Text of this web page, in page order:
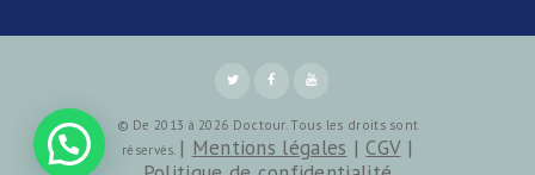
© De 2013 à 2026 Doctour. Tous les droits sont
réservés. | Mentions légales | CGV|